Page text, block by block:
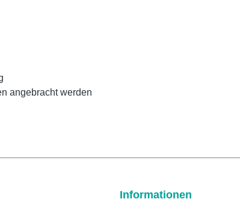
angebracht werden
Informationen